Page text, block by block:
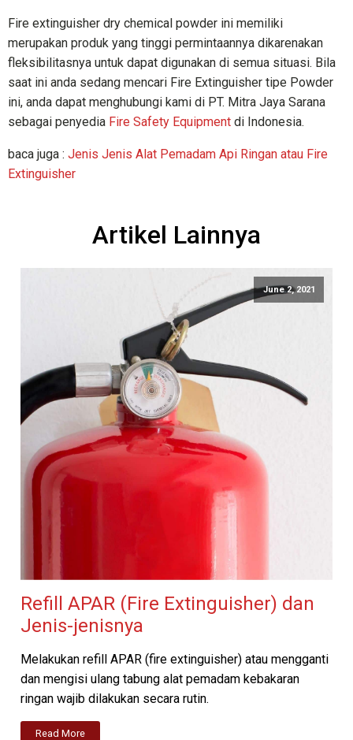
Fire extinguisher dry chemical powder ini memiliki
merupakan produk yang tinggi permintaannya dikarenakan
fleksibilitasnya untuk dapat digunakan di semua situasi. Bila
saat ini anda sedang mencari Fire Extinguisher tipe Powder
ini, anda dapat menghubungi kami di PT. Mitra Jaya Sarana
sebagai penyedia Fire Safety Equipment di Indonesia.
baca juga : Jenis Jenis Alat Pemadam Api Ringan atau Fire
Extinguisher
Artikel Lainnya
June 2, 2021
Refill APAR (Fire Extinguisher) dan
Jenis-jenisnya
Melakukan refill APAR (fire extinguisher) atau mengganti
dan mengisi ulang tabung alat pemadam kebakaran
ringan wajib dilakukan secara rutin.
Read More